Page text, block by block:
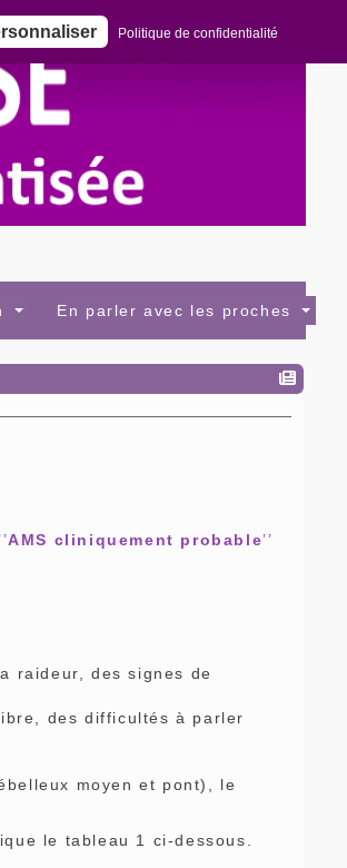
En parler avec les proches
AMS cliniquement probable’’
raideur, des signes de
des difficultés à parler
moyen et pont), le
le tableau 1 ci-dessous.
Politique de confidentialité